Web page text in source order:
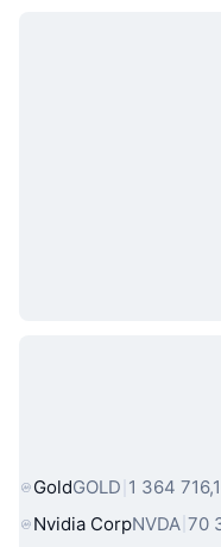
Népszerű
GoldGOLD 1 364
Nvidia CorpNVDA 70